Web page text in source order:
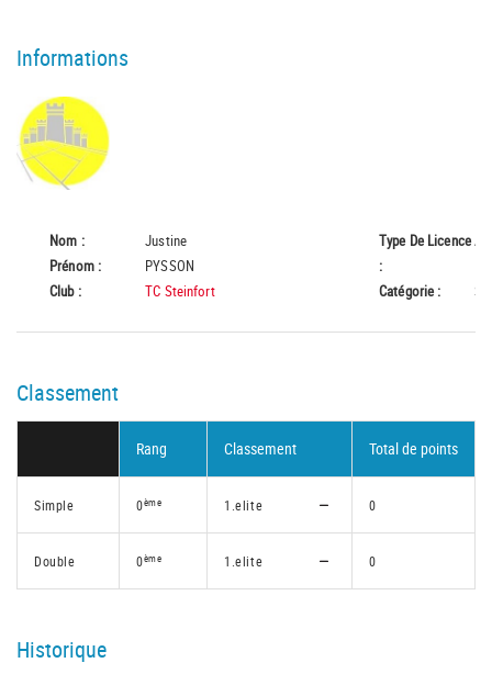
Informations
Nom :
Justine
Prénom :
PYSSON
Club :
TC Steinfort
Type De Licence
:
A
Catégorie :
Classement
Rang Classement Total de points
Simple 0ème 1.elite 0
Double 0ème 1.elite 0
Historique